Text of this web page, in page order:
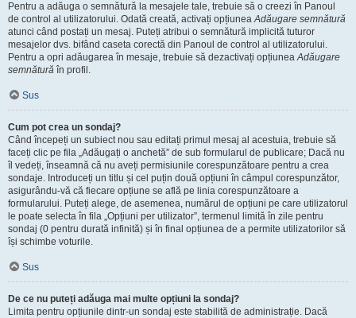
Pentru a adăuga o semnătură la mesajele tale, trebuie să o creezi în Panoul
de control al utilizatorului. Odată creată, activați opțiuneaAdăugare semnătură
atunci când postați un mesaj. Puteți atribui o semnătură implicită tuturor
mesajelor dvs. bifând caseta corectă din Panoul de control al utilizatorului.
Pentru a opri adăugarea în mesaje, trebuie să dezactivați opțiuneaAdăugare
semnătură în profil.
Sus
Cum pot crea un sondaj?
Când începeți un subiect nou sau editați primul mesaj al acestuia, trebuie să
faceți clic pe fila „Adăugați o anchetă” de sub formularul de publicare; Dacă nu
îl vedeți, înseamnă că nu aveți permisiunile corespunzătoare pentru a crea
sondaje. Introduceți un titlu și cel puțin două opțiuni în câmpul corespunzător,
asigurându-vă că fiecare opțiune se află pe linia corespunzătoare a
formularului. Puteți alege, de asemenea, numărul de opțiuni pe care utilizatorul
le poate selecta în fila „Opțiuni per utilizator”, termenul limită în zile pentru
sondaj (0 pentru durată infinită) și în final opțiunea de a permite utilizatorilor să
își schimbe voturile.
Sus
De ce nu puteți adăuga mai multe opțiuni la sondaj?
Limita pentru opțiunile dintr-un sondaj este stabilită de administrație. Dacă